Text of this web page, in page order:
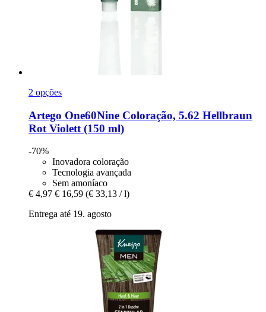
2 opções
Artego One60Nine Coloração, 5.62 Hellbraun
Rot Violett (150 ml)
-70%
Inovadora coloração
Tecnologia avançada
Sem amoníaco
€ 4,97 € 16,59 (€ 33,13 / l)
Entrega até 19. agosto